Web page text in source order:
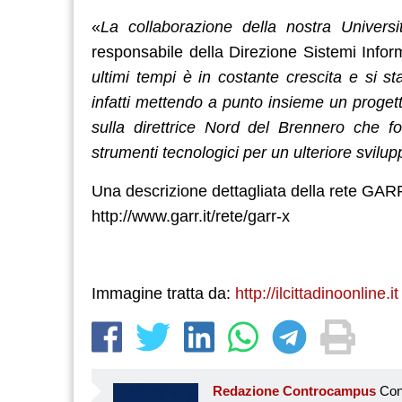
«La collaborazione della nostra
responsabile della Direzione Sistemi
ultimi tempi è in costante crescita e si
infatti mettendo a punto insieme un
sulla direttrice Nord del Brennero che
strumenti tecnologici per un ulteriore
Una descrizione dettagliata della rete
http://www.garr.it/rete/garr-x
Immagine tratta da: http://ilcittadinoonline.it
Redazione Controcampus Controcampus è Il magazine più letto dai giovani su: Scuola, Università, Ricerca, Formazione, Lavoro. Controcampus nasce nell’ottobre 2001 con la missione di affiancare con la notizia e l’informazione, il mondo dell’istruzione e dell’università. Il suo cuore pulsante sono i giovani, menti libere e non compromesse da nessun interesse di parte. Il progetto è ambizioso e Controcampus cresce e si evolve arricchendo il proprio staff con nuovi giovani vogliosi di